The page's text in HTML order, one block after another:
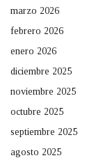
marzo 2026
febrero 2026
enero 2026
diciembre 2025
noviembre 2025
octubre 2025
septiembre 2025
agosto 2025